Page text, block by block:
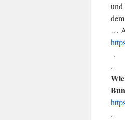
und
…
.
.
.